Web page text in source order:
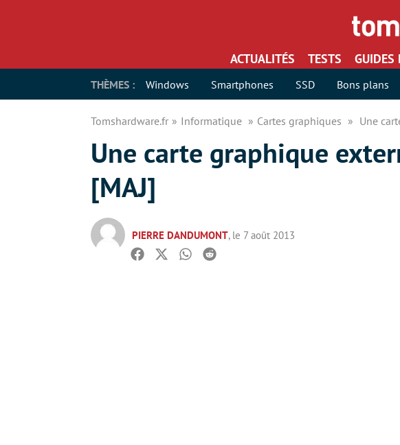
ACTUALITÉS TESTS GUIDES
THÈMES : Windows Smartphones SSD Bons plans
Tomshardware.fr Informatique Cartes graphiques Une
Une carte graphique
[MAJ]
PIERRE DANDUMONT, le 7 août 2013
Facebook
TwitterWhatsapp
Reddit